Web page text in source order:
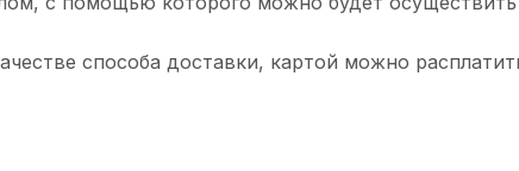
способа доставки, картой можно